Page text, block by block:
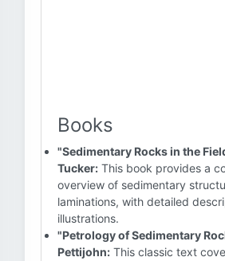
Books
"Sedimentary Rocks in the
Tucker: This book provides a
overview of sedimentary
laminations, with detailed
illustrations.
"Petrology of Sedimentary
Pettijohn: This classic text